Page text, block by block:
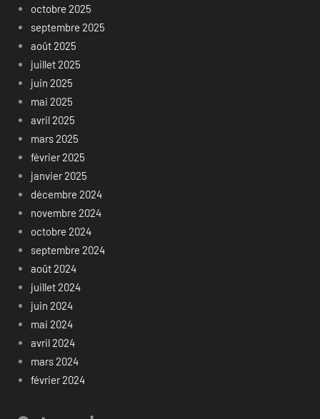
octobre 2025
septembre 2025
août 2025
juillet 2025
juin 2025
mai 2025
avril 2025
mars 2025
février 2025
janvier 2025
décembre 2024
novembre 2024
octobre 2024
septembre 2024
août 2024
juillet 2024
juin 2024
mai 2024
avril 2024
mars 2024
février 2024